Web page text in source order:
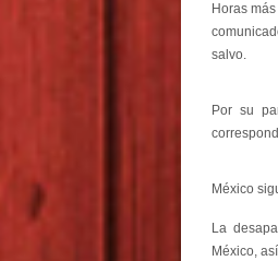
Horas
salvo.
Por su
México
La
México,